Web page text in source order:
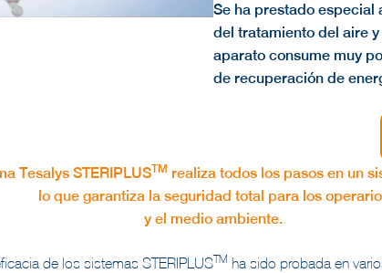
Se ha prestado especial
del tratamiento del aire
aparato consume muy
de recuperación de
Tesalys STERIPLUSTM realiza todos los pasos en un
lo que garantiza la seguridad total para los
y el medio ambiente.
de los sistemas STERIPLUSTM ha sido probada en